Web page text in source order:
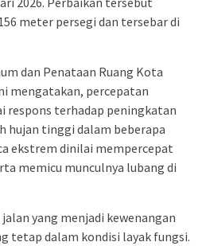
meter persegi dan tersebar di
dan Penataan Ruang Kota
mengatakan, percepatan
respons terhadap peningkatan
hujan tinggi dalam beberapa
ekstrem dinilai mempercepat
memicu munculnya lubang di
yang menjadi kewenangan
tetap dalam kondisi layak fungsi.